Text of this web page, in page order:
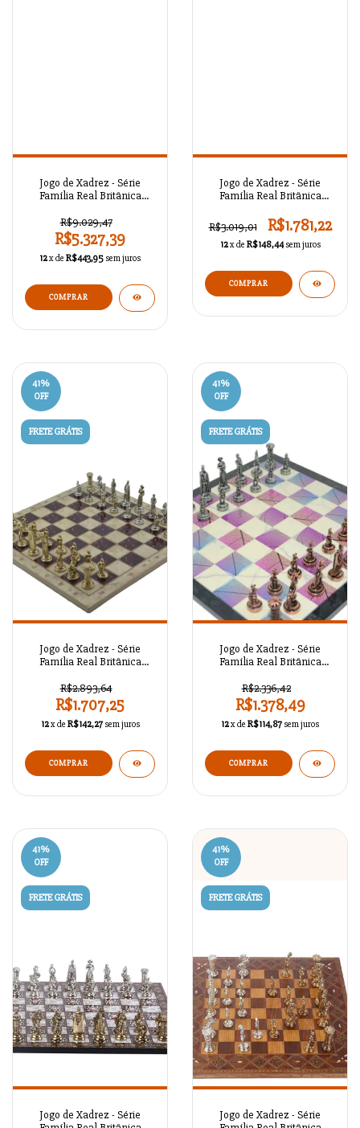
Jogo de Xadrez - Série
Família Real Britânica
R$9.029,47
R$5.327,39
12x de R$443,95 sem juros
Jogo de Xadrez - Série
Família Real Britânica
R$3.019,01
R$1.781,22
12x de R$148,44 sem juros
COMPRAR
41%
OFF
FRETE GRÁTIS
Jogo de Xadrez - Série
Família Real Britânica
R$2.893,64
R$1.707,25
12x de R$142,27 sem juros
COMPRAR
41%
OFF
FRETE GRÁTIS
Jogo de Xadrez - Série
Família Real Britânica
R$2.336,42
R$1.378,49
12x de R$114,87 sem juros
COMPRAR
41%
OFF
FRETE GRÁTIS
Jogo de Xadrez - Série
41%
OFF
FRETE GRÁTIS
Jogo de Xadrez - Série